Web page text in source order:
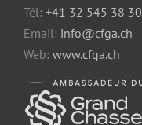
Tél: +41 32 545 38 30
Email: info@cfga.ch
Web: www.cfga.ch